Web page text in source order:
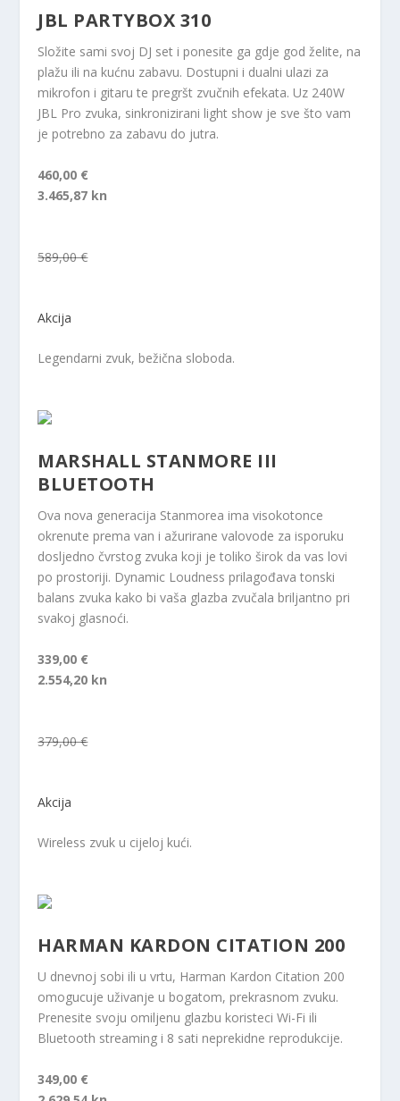
JBL PARTYBOX 310
Složite sami svoj DJ set i ponesite ga gdje god želite, na
plažu ili na kućnu zabavu. Dostupni i dualni ulazi za
mikrofon i gitaru te pregršt zvučnih efekata. Uz 240W
JBL Pro zvuka, sinkronizirani light show je sve što vam
je potrebno za zabavu do jutra.
460,00 €
3.465,87 kn
589,00 €
Akcija
Legendarni zvuk, bežična sloboda.
MARSHALL STANMORE III
BLUETOOTH
Ova nova generacija Stanmorea ima visokotonce
okrenute prema van i ažurirane valovode za isporuku
dosljedno čvrstog zvuka koji je toliko širok da vas lovi
po prostoriji. Dynamic Loudness prilagođava tonski
balans zvuka kako bi vaša glazba zvučala briljantno pri
svakoj glasnoći.
339,00 €
2.554,20 kn
379,00 €
Akcija
Wireless zvuk u cijeloj kući.
HARMAN KARDON CITATION 200
U dnevnoj sobi ili u vrtu, Harman Kardon Citation 200
omogucuje uživanje u bogatom, prekrasnom zvuku.
Prenesite svoju omiljenu glazbu koristeci Wi-Fi ili
Bluetooth streaming i 8 sati neprekidne reprodukcije.
349,00 €